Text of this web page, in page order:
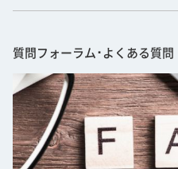
質問フォーラム･よくある質問